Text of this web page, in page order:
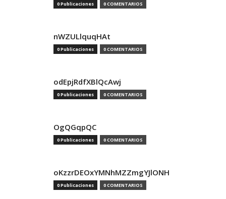
0 Publicaciones 0 COMENTARIOS
nWZULlquqHAt
0 Publicaciones 0 COMENTARIOS
odEpjRdfXBlQcAwj
0 Publicaciones 0 COMENTARIOS
OgQGqpQC
0 Publicaciones 0 COMENTARIOS
oKzzrDEOxYMNhMZZmgYJlONH
0 Publicaciones 0 COMENTARIOS